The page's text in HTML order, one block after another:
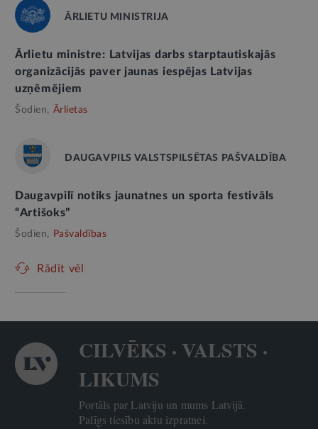
ĀRLIETU MINISTRIJA
Ārlietu ministre: Latvijas darbs starptautiskajās
organizācijās paver jaunas iespējas Latvijas
uzņēmējiem
Šodien, Ārlietas
DAUGAVPILS VALSTSPILSĒTAS PAŠVALDĪBA
Daugavpilī notiks jaunatnes un sporta festivāls
“Artišoks”
Šodien, Pašvaldības
Rādīt vēl
CILVĒKS · VALSTS ·
LIKUMS
Portāls par Latviju un mums Latvijā.
Palīgs tiesību aktu izpratnei.